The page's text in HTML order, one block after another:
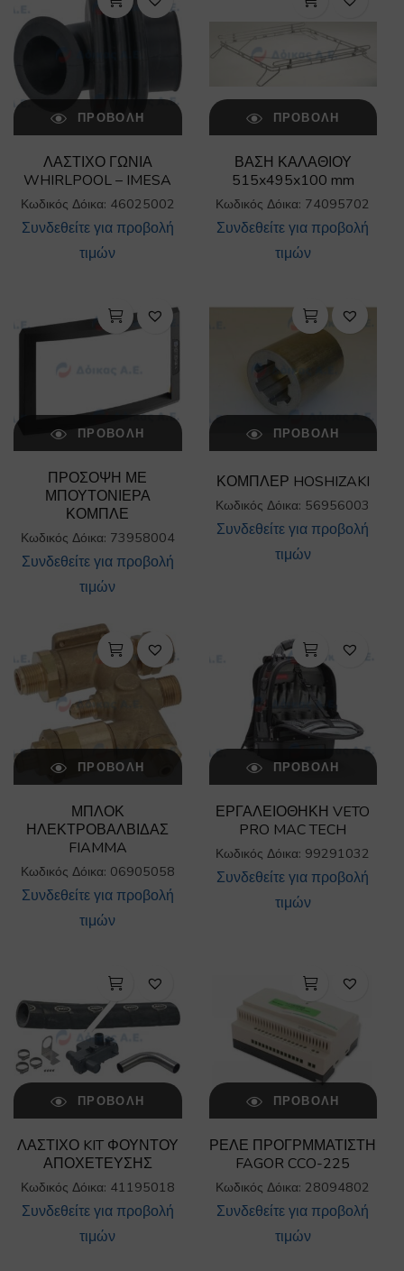
ΠΡΟΒΟΛΉ
ΛΑΣΤΙΧΟ ΓΩΝΙΑ
WHIRLPOOL – IMESA
Κωδικός Δόικα: 46025002
Συνδεθείτε για προβολή
τιμών
ΠΡΟΒΟΛΉ
ΒΑΣΗ ΚΑΛΑΘΙΟΥ
515x495x100 mm
Κωδικός Δόικα: 74095702
Συνδεθείτε για προβολή
τιμών
ΠΡΟΒΟΛΉ
ΠΡΟΣΟΨΗ ΜΕ
ΜΠΟΥΤΟΝΙΕΡΑ
ΚΟΜΠΛΕ
Κωδικός Δόικα: 73958004
Συνδεθείτε για προβολή
τιμών
ΠΡΟΒΟΛΉ
ΚΟΜΠΛΕΡ HOSHIZAKI
Κωδικός Δόικα: 56956003
Συνδεθείτε για προβολή
τιμών
ΠΡΟΒΟΛΉ
ΜΠΛΟΚ
ΗΛΕΚΤΡΟΒΑΛΒΙΔΑΣ
FIAMMA
Κωδικός Δόικα: 06905058
Συνδεθείτε για προβολή
τιμών
ΠΡΟΒΟΛΉ
ΕΡΓΑΛΕΙΟΘΗΚΗ VETO
PRO MAC TECH
Κωδικός Δόικα: 99291032
Συνδεθείτε για προβολή
τιμών
ΠΡΟΒΟΛΉ
ΛΑΣΤΙΧΟ KIT ΦΟΥΝΤΟΥ
ΑΠΟΧΕΤΕΥΣΗΣ
Κωδικός Δόικα: 41195018
Συνδεθείτε για προβολή
τιμών
ΠΡΟΒΟΛΉ
ΡΕΛΕ ΠΡΟΓΡΜΜΑΤΙΣΤΗ
FAGOR CCO-225
Κωδικός Δόικα: 28094802
Συνδεθείτε για προβολή
τιμών